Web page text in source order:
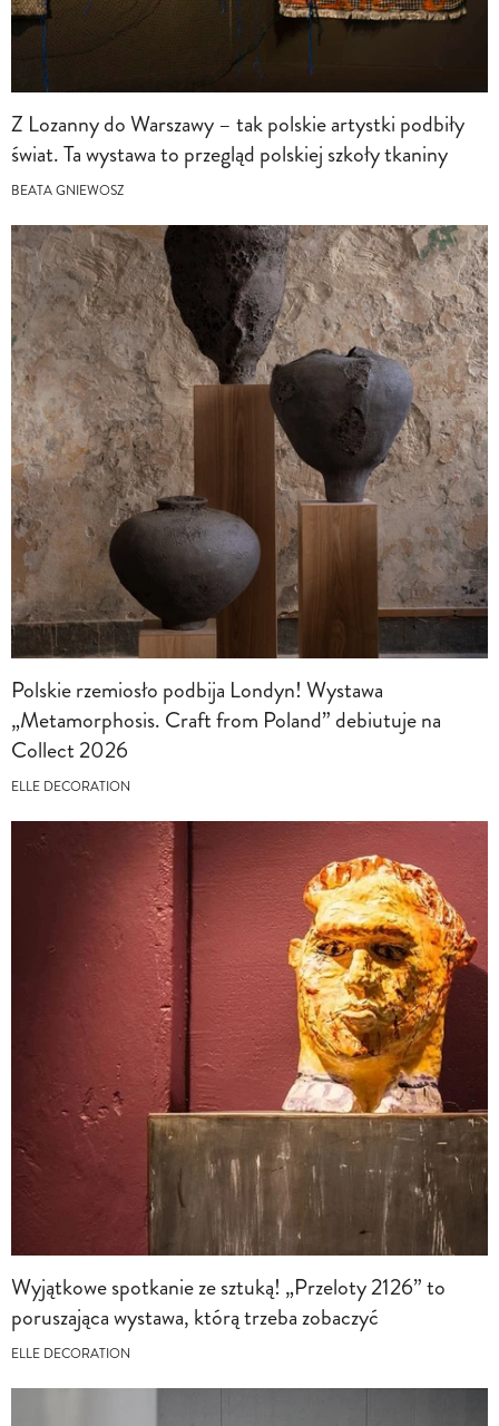
Z Lozanny do Warszawy – tak polskie artystki podbiły
świat. Ta wystawa to przegląd polskiej szkoły tkaniny
BEATA GNIEWOSZ
Polskie rzemiosło podbija Londyn! Wystawa
„Metamorphosis. Craft from Poland” debiutuje na
Collect 2026
ELLE DECORATION
Wyjątkowe spotkanie ze sztuką! „Przeloty 2126” to
poruszająca wystawa, którą trzeba zobaczyć
ELLE DECORATION